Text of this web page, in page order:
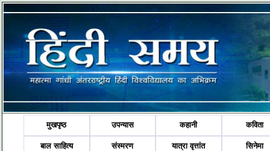
मुखपृष्ठ उपन्यास कहानी कविता
बाल साहित्य संस्मरण यात्रा वृत्तांत सिनेमा